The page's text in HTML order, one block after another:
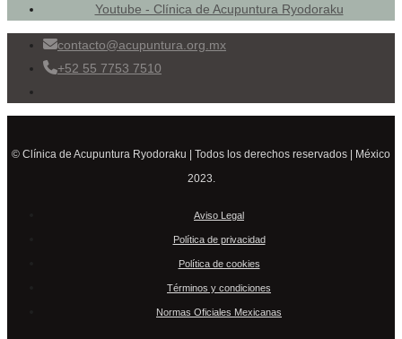
Youtube - Clínica de Acupuntura Ryodoraku
contacto@acupuntura.org.mx
+52 55 7753 7510
© Clínica de Acupuntura Ryodoraku | Todos los derechos reservados | México
2023.
Aviso Legal
Política de privacidad
Política de cookies
Términos y condiciones
Normas Oficiales Mexicanas